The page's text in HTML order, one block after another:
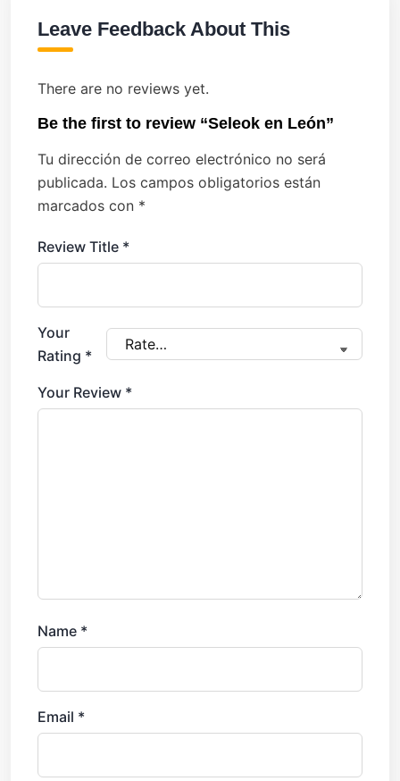
Leave Feedback About This
There are no reviews yet.
Be the first to review “Seleok en León”
Tu dirección de correo electrónico no será
publicada. Los campos obligatorios están
marcados con *
Review Title *
Your
Rating *
Your Review *
Name *
Email *